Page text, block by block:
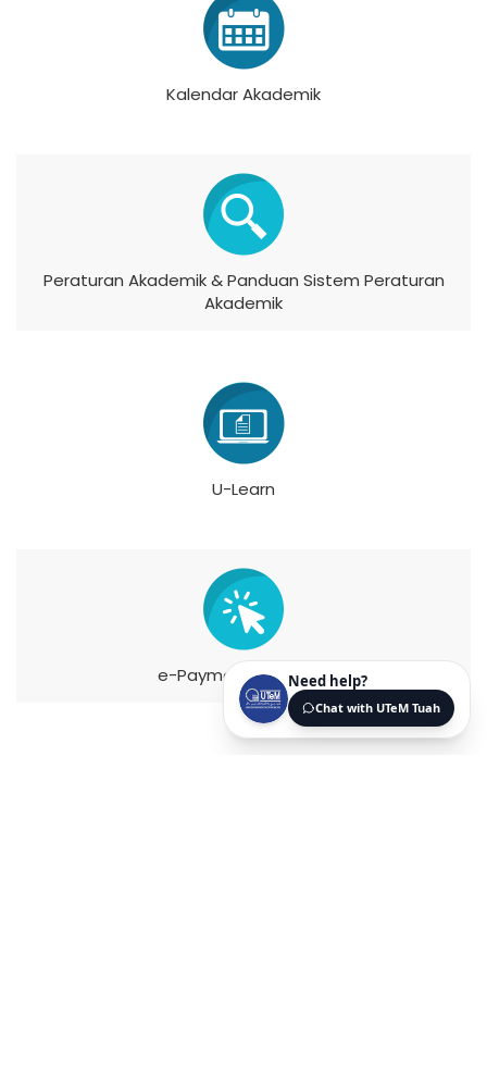
Kalendar Akademik
Peraturan Akademik & Panduan Sistem Peraturan
Akademik
U-Learn
e-Payment Gateway